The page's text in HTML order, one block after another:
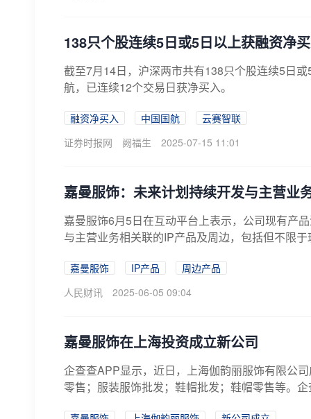
138只个股连续5日或5日以上获融资净
截至7月14日，沪深两市共有138只个股连续5日
航，已连续12个交易日获净买入。
融资净买入 中国国航
云赛智联
证券时报网
阙福生 2025-07-15 11:01
嘉曼服饰：未来计划持续开发与主营业
嘉曼服饰6月5日在互动平台上表示，公司现有产
与主营业务相关联的IP产品及周边，包括但不限
嘉曼服饰 IP产品
周边产品
人民财讯
2025-06-05 09:04
嘉曼服饰在上海投资成立新公司
企查查APP显示，近日，上海伽韵丽服饰有限公
零售；服装服饰批发；鞋帽批发；鞋帽零售等。